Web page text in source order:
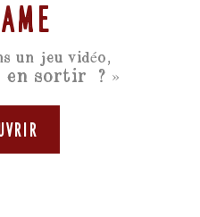
un jeu vidéo,
en sortir ? »